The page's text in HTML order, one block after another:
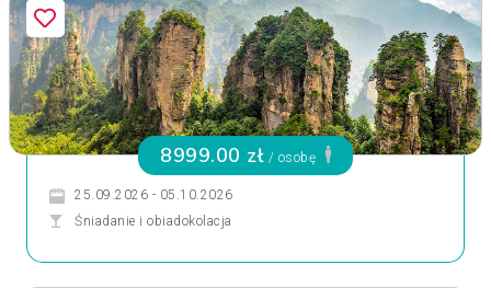
8999.00 zł / osobę
25.09.2026 - 05.10.2026
Śniadanie i obiadokolacja